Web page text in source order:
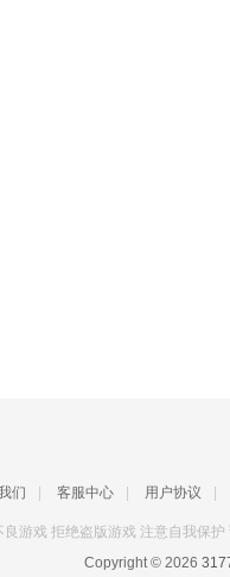
们 客服中心 用户协议
游戏 拒绝盗版游戏 注意自我保
Copyright © 2026